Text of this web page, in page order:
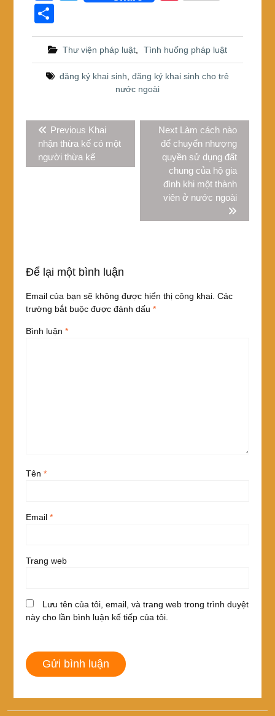
a
c
e
b
k
er
e
st
h
ar
e
Thư viện pháp luật, Tình huống pháp luật
đăng ký khai sinh đăng ký khai sinh cho trẻ
nước ngoài
hướng
bài
Previous Previous
post:
Khai
nhận thừa kế có một
người thừa kế
Next Next
post:
Làm cách nào
để chuyển nhượng
quyền sử dụng đất
chung của hộ gia
đình khi một thành
viên ở nước ngoài
Để lại một bình luận
Email của bạn sẽ không được hiển thị công khai. Các
trường bắt buộc được đánh dấu *
Bình luận *
Tên *
Email *
Trang web
Lưu tên của tôi, email, và trang web trong trình duyệt
này cho lần bình luận kế tiếp của tôi.